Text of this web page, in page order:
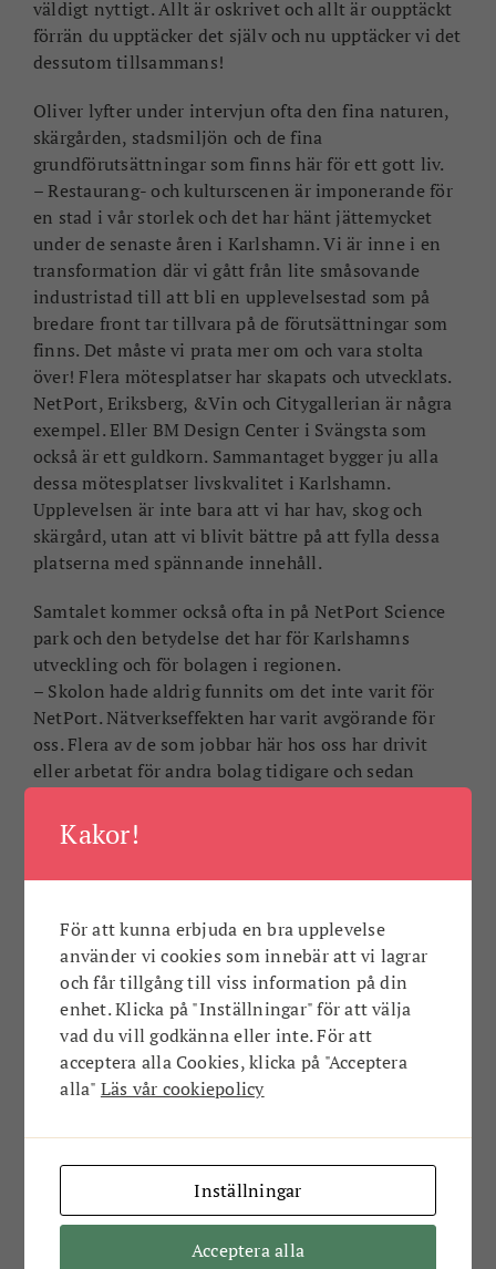
väldigt nyttigt. Allt är oskrivet och allt är oupptäckt
förrän du upptäcker det själv och nu upptäcker vi det
dessutom tillsammans!
Oliver lyfter under intervjun ofta den fina naturen,
skärgården, stadsmiljön och de fina
grundförutsättningar som finns här för ett gott liv.
– Restaurang- och kulturscenen är imponerande för
en stad i vår storlek och det har hänt jättemycket
under de senaste åren i Karlshamn. Vi är inne i en
transformation där vi gått från lite småsovande
industristad till att bli en upplevelsestad som på
bredare front tar tillvara på de förutsättningar som
finns. Det måste vi prata mer om och vara stolta
över! Flera mötesplatser har skapats och utvecklats.
NetPort, Eriksberg, &Vin och Citygallerian är några
exempel. Eller BM Design Center i Svängsta som
också är ett guldkorn. Sammantaget bygger ju alla
dessa mötesplatser livskvalitet i Karlshamn.
Upplevelsen är inte bara att vi har hav, skog och
skärgård, utan att vi blivit bättre på att fylla dessa
platserna med spännande innehåll.
Samtalet kommer också ofta in på NetPort Science
park och den betydelse det har för Karlshamns
utveckling och för bolagen i regionen.
– Skolon hade aldrig funnits om det inte varit för
NetPort. Nätverkseffekten har varit avgörande för
oss. Flera av de som jobbar här hos oss har drivit
eller arbetat för andra bolag tidigare och sedan
många kunniga människor och en oerhörd
kompetens här som sammantaget bygger ett väl
fungerande ekosystem för företag som vårt. För varje
Det är så ekosystemet ska fungera!
Vad gäller näringslivsklimatet säger han följande:
– Vi vill vara en del av det samhälle vi verkar i och vi
börjar få igång en spännande dialog här. NetPort
tillsammans med företagen tillsammans med
kommunen gör skillnad. Bara det faktum att NetPort
plats med ännu fler företag är ju fantastiskt! Om två
år kommer vi alltså kunna fylla ett nytt hus med
idéer, kompetenser, bolag och arbetstillfällen. Vi
lever på Karlshamns attraktionskraft och den gör att
folk vill flytta hit och arbeta med oss.
Kakor!
För att kunna erbjuda en bra upplevelse
använder vi cookies som innebär att vi lagrar
och får tillgång till viss information på din
enhet. Klicka på "Inställningar" för att välja
vad du vill godkänna eller inte. För att
acceptera alla Cookies, klicka på "Acceptera
alla" Läs vår cookiepolicy
Inställningar
Acceptera alla